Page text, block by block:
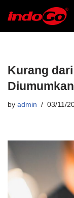
Kurang
by admin 03/11/